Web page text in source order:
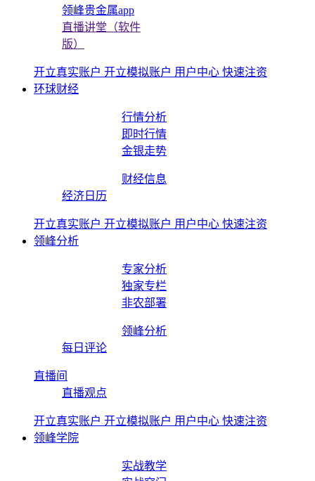
领峰贵金属app
直播讲堂（软件
版）
开立真实账户 开立模拟账户 用户中心 快速注资
环球财经
行情分析
即时行情
金银走势
财经信息
经济日历
开立真实账户 开立模拟账户 用户中心 快速注资
领峰分析
专家分析
独家专栏
非农部署
领峰分析
每日评论
直播间
直播观点
开立真实账户 开立模拟账户 用户中心 快速注资
领峰学院
实战教学